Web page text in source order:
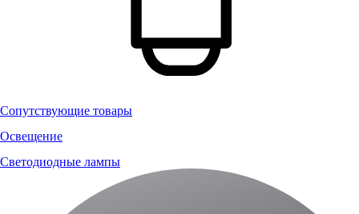
Сопутствующие товары
Освещение
Светодиодные лампы